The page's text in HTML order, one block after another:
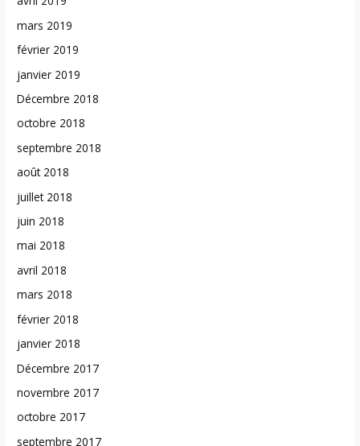
mars 2019
février 2019
janvier 2019
Décembre 2018
octobre 2018
septembre 2018
août 2018
juillet 2018
juin 2018
mai 2018
avril 2018
mars 2018
février 2018
janvier 2018
Décembre 2017
novembre 2017
octobre 2017
septembre 2017